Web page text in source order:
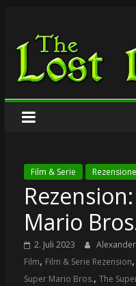
springen
The
Lost
Film & Serie
Mario
2. Juli 2023
Film, Film & Serie Rezension,
Super Mario Bros., The